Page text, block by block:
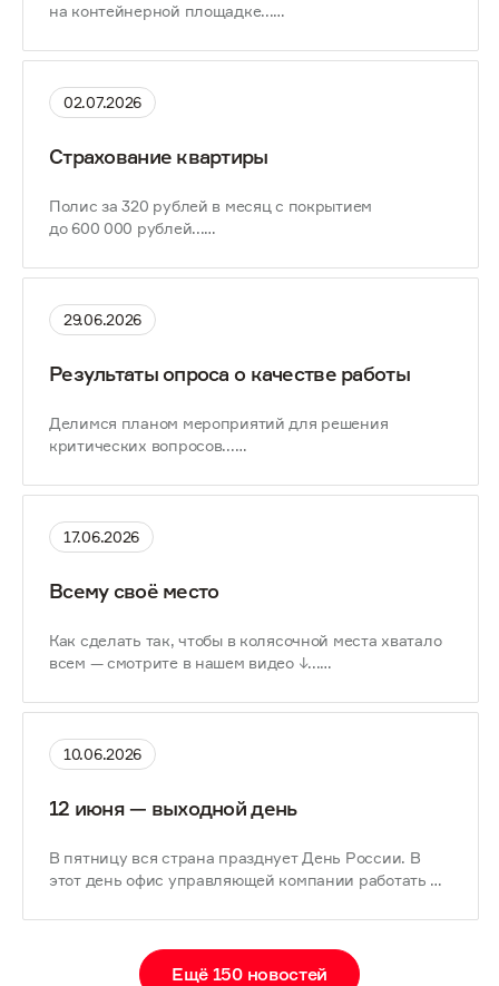
на контейнерной площадке...
02.07.2026
Страхование квартиры
Полис за 320 рублей в месяц с покрытием
до 600 000 рублей...
29.06.2026
Результаты опроса о качестве работы
Делимся планом мероприятий для решения
критических вопросов...
17.06.2026
Всему своё место
Как сделать так, чтобы в колясочной места хватало
всем — смотрите в нашем видео ↓...
10.06.2026
12 июня — выходной день
В пятницу вся страна празднует День России. В
этот день офис управляющей компании работать не
Ещё 150 новостей